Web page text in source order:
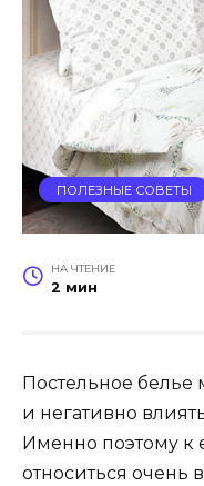
ПОЛЕЗНЫЕ СОВЕТЫ
НА ЧТЕНИЕ
2 мин
Постельное белье
и негативно
Именно поэтому к
относиться очень